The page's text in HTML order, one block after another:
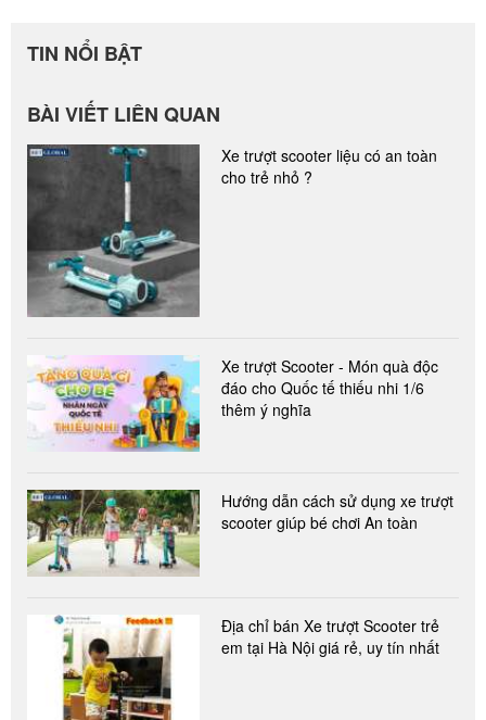
TIN NỔI BẬT
BÀI VIẾT LIÊN QUAN
Xe trượt scooter liệu có an toàn
cho trẻ nhỏ ?
Xe trượt Scooter - Món quà độc
đáo cho Quốc tế thiếu nhi 1/6
thêm ý nghĩa
Hướng dẫn cách sử dụng xe trượt
scooter giúp bé chơi An toàn
Địa chỉ bán Xe trượt Scooter trẻ
em tại Hà Nội giá rẻ, uy tín nhất